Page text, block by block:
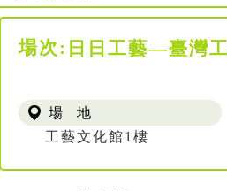
場次: 日日工藝—臺灣
場 地
工藝文化館1樓